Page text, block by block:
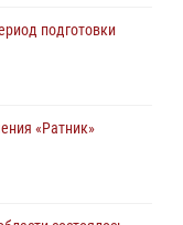
подготовки
«Ратник»